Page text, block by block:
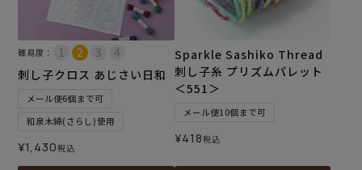
難易度：
刺し子クロス あじさい日和
メール便6個まで可
和泉木綿(さらし)使用
¥1,430税込
Sparkle Sashiko Thread
刺し子糸 プリズムパレット
＜551＞
メール便10個まで可
¥418税込